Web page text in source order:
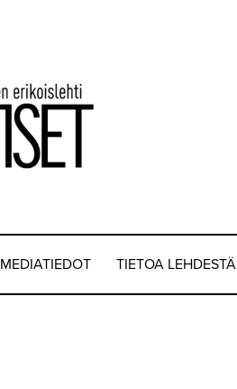
MEDIATIEDOT TIETOA LEHDESTÄ